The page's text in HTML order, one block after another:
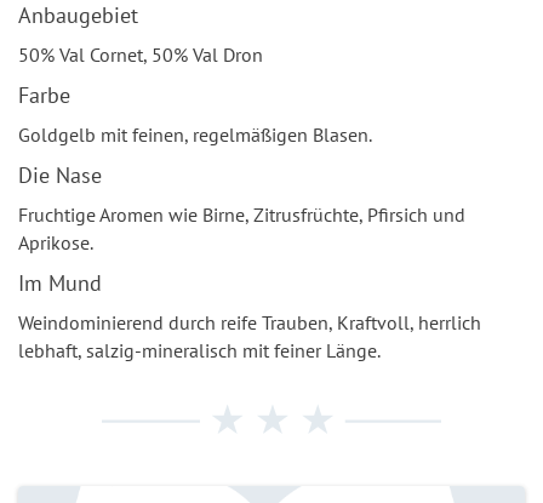
Anbaugebiet
50% Val Cornet, 50% Val Dron
Farbe
Goldgelb mit feinen, regelmäßigen Blasen.
Die Nase
Fruchtige Aromen wie Birne, Zitrusfrüchte, Pfirsich und
Aprikose.
Im Mund
Weindominierend durch reife Trauben, Kraftvoll, herrlich
lebhaft, salzig-mineralisch mit feiner Länge.